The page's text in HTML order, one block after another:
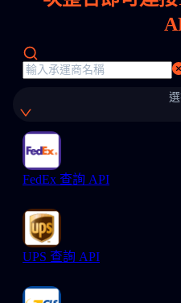
FedEx 查詢 API
UPS 查詢 API